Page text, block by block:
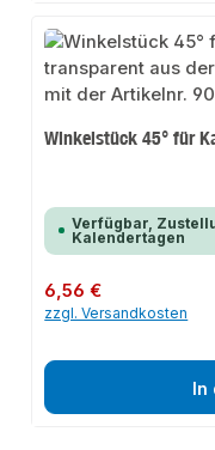
Winkelstück 45° für
Verfügbar,
Kalendertagen
Regulärer Preis:
6,56 €
zzgl. Versandkosten
In